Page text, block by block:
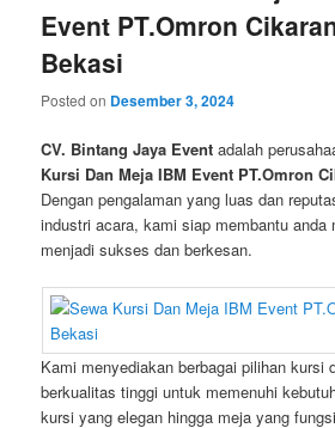
Event PT.Omron
Bekasi
Posted on Desember 3, 2024
CV. Bintang Jaya Eventadalah
Kursi Dan Meja IBM Event PT.Omron
Dengan pengalaman yang luas dan
industri acara, kami siap membantu anda
menjadi sukses dan berkesan.
Kami menyediakan berbagai pilihan kursi
berkualitas tinggi untuk memenuhi
kursi yang elegan hingga meja yang